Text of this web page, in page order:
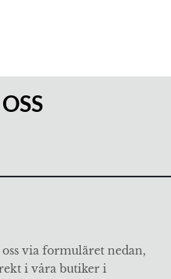
via formuläret nedan,
i våra butiker i